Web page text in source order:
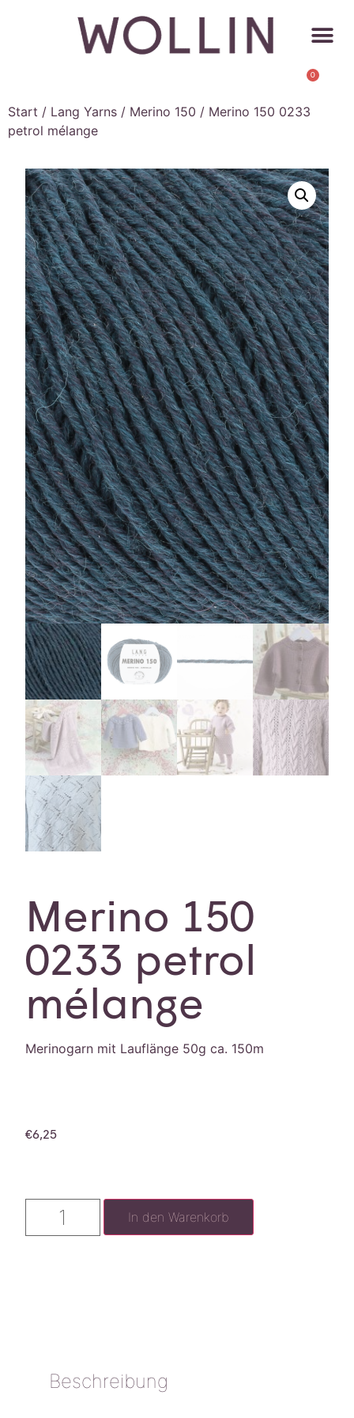
0
Start / Lang Yarns / Merino 150 / Merino 150 0233
petrol mélange
Merino 150
0233 petrol
mélange
Merinogarn mit Lauflänge 50g ca. 150m
€6,25
In den Warenkorb
Beschreibung